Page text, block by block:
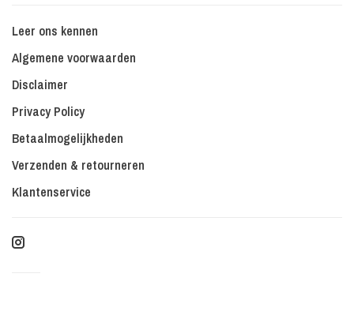
Leer ons kennen
Algemene voorwaarden
Disclaimer
Privacy Policy
Betaalmogelijkheden
Verzenden & retourneren
Klantenservice